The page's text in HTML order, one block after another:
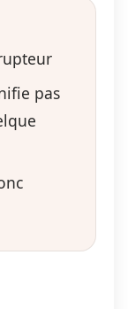
pas